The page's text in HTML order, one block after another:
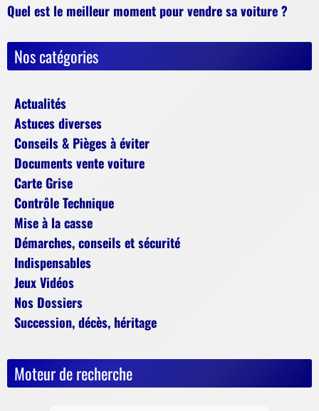
Quel est le meilleur moment pour vendre sa voiture ?
Nos catégories
Actualités
Astuces diverses
Conseils & Pièges à éviter
Documents vente voiture
Carte Grise
Contrôle Technique
Mise à la casse
Démarches, conseils et sécurité
Indispensables
Jeux Vidéos
Nos Dossiers
Succession, décès, héritage
Moteur de recherche